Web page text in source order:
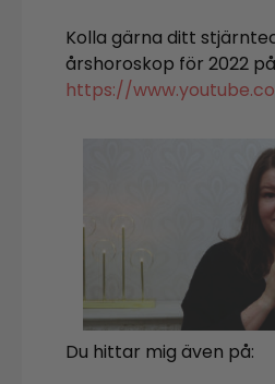
Kolla gärna ditt
årshoroskop för 2022
https://
Du hittar mig även på: